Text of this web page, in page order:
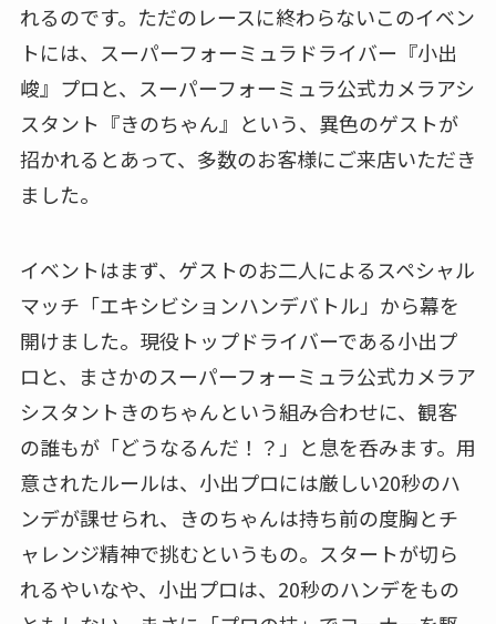
れるのです。ただのレースに終わらないこのイベン
トには、スーパーフォーミュラドライバー『小出
峻』プロと、スーパーフォーミュラ公式カメラアシ
スタント『きのちゃん』という、異色のゲストが
招かれるとあって、多数のお客様にご来店いただき
ました。
イベントはまず、ゲストのお二人によるスペシャル
マッチ「エキシビションハンデバトル」から幕を
開けました。現役トップドライバーである小出プ
ロと、まさかのスーパーフォーミュラ公式カメラア
シスタントきのちゃんという組み合わせに、観客
の誰もが「どうなるんだ！？」と息を呑みます。用
意されたルールは、小出プロには厳しい20秒のハ
ンデが課せられ、きのちゃんは持ち前の度胸とチ
ャレンジ精神で挑むというもの。スタートが切ら
れるやいなや、小出プロは、20秒のハンデをもの